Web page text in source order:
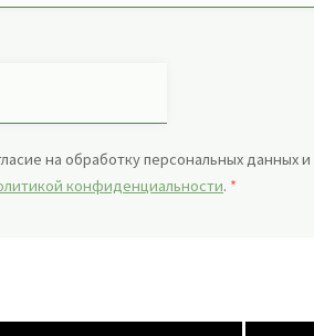
на обработку персональных данных
конфиденциальности. *